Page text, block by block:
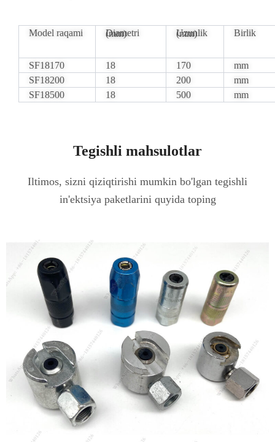
Model raqami Diametri (mm) Uzunlik (mm) Birlik
SF18170 18 170
mm
SF18200
18 200
mm
SF18500
18 500 mm
Tegishli mahsulotlar
Iltimos, sizni qiziqtirishi mumkin bo'lgan tegishli
in'ektsiya paketlarini quyida toping